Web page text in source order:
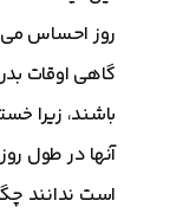
روز احساس می
گاهی اوقات
باشند، زیرا
آنها در طول
است ندانند